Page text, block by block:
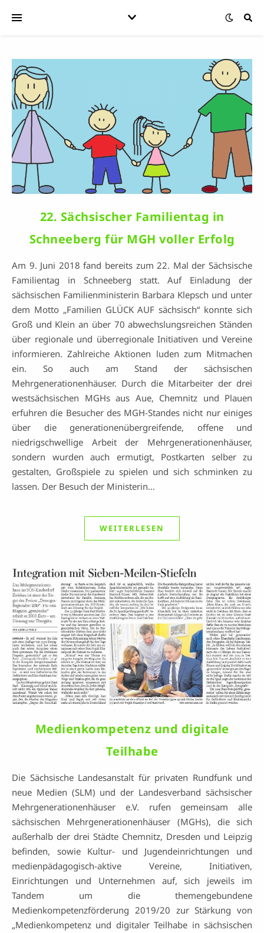
22. Sächsischer Familientag in
Schneeberg für MGH voller Erfolg
Am 9. Juni 2018 fand bereits zum 22. Mal der Sächsische
Familientag in Schneeberg statt. Auf Einladung der
sächsischen Familienministerin Barbara Klepsch und unter
dem Motto „Familien GLÜCK AUF sächsisch“ konnte sich
Groß und Klein an über 70 abwechslungsreichen Ständen
über regionale und überregionale Initiativen und Vereine
informieren. Zahlreiche Aktionen luden zum Mitmachen
ein. So auch am Stand der sächsischen
Mehrgenerationenhäuser. Durch die Mitarbeiter der drei
westsächsischen MGHs aus Aue, Chemnitz und Plauen
erfuhren die Besucher des MGH-Standes nicht nur einiges
über die generationenübergreifende, offene und
niedrigschwellige Arbeit der Mehrgenerationenhäuser,
sondern wurden auch ermutigt, Postkarten selber zu
gestalten, Großspiele zu spielen und sich schminken zu
lassen. Der Besuch der Ministerin…
WEITERLESEN
Medienkompetenz und digitale
Teilhabe
Die Sächsische Landesanstalt für privaten Rundfunk und
neue Medien (SLM) und der Landesverband sächsischer
Mehrgenerationenhäuser e.V. rufen gemeinsam alle
sächsischen Mehrgenerationenhäuser (MGHs), die sich
außerhalb der drei Städte Chemnitz, Dresden und Leipzig
befinden, sowie Kultur- und Jugendeinrichtungen und
medienpädagogisch-aktive Vereine, Initiativen,
Einrichtungen und Unternehmen auf, sich jeweils im
Tandem um die themengebundene
Medienkompetenzförderung 2019/20 zur Stärkung von
„Medienkompetenz und digitaler Teilhabe in sächsischen